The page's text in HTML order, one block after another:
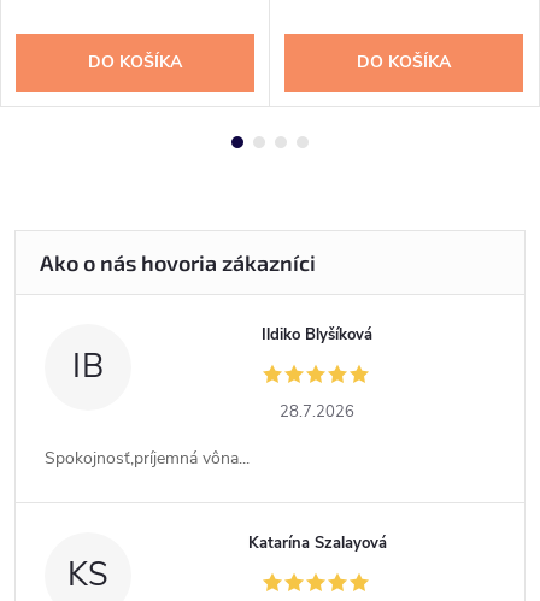
DO KOŠÍKA DO KOŠÍKA
IB
Ildiko Blyšíková
28.7.2026
Spokojnosť,príjemná vôna...
KS
Katarína Szalayová